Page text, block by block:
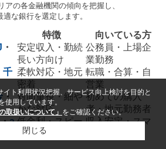
の各金融機関の傾向を把握し、
な銀行を選定します。
特徴
向いている方
・
安定収入・勤続
長い方向け
公務員・上場企
業勤務
千 柔軟対応・地元
密着
転職・合算・自
営業
・
対面重視・細や
かな対応
初めての購入
者・地元勤務者
・a 低金利・スピー
ド重視
収入安定・スマ
ト利用状況把握、サービス向上検討を目的と
使用しています。
取扱いについて」 をご確認ください。
閉じる